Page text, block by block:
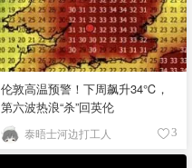
伦敦高温预警！下周飙升34℃，
第六波热浪“杀”回英伦
泰晤士河边打工人 3